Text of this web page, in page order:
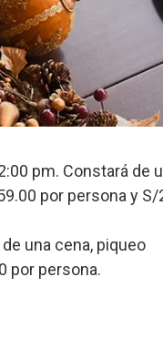
pm. Constará de
por persona y S/
una cena, piqueo
por persona.